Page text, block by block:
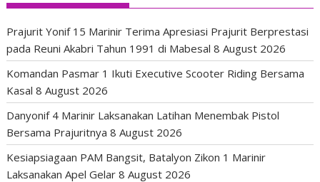
Prajurit Yonif 15 Marinir Terima Apresiasi Prajurit Berprestasi
pada Reuni Akabri Tahun 1991 di Mabesal 8 August 2026
Komandan Pasmar 1 Ikuti Executive Scooter Riding Bersama
Kasal 8 August 2026
Danyonif 4 Marinir Laksanakan Latihan Menembak Pistol
Bersama Prajuritnya 8 August 2026
Kesiapsiagaan PAM Bangsit, Batalyon Zikon 1 Marinir
Laksanakan Apel Gelar 8 August 2026